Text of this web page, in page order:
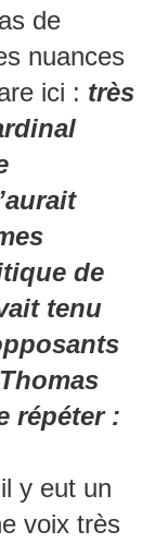
de
nuances
ici : très
de
tenu
répéter :
y eut un
voix très